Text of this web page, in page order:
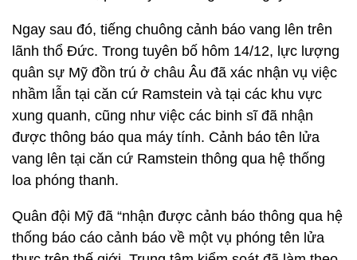
Ngay sau đó, tiếng chuông cảnh báo vang lên trên
lãnh thổ Đức. Trong tuyên bố hôm 14/12, lực lượng
quân sự Mỹ đồn trú ở châu Âu đã xác nhận vụ việc
nhầm lẫn tại căn cứ Ramstein và tại các khu vực
xung quanh, cũng như việc các binh sĩ đã nhận
được thông báo qua máy tính. Cảnh báo tên lửa
vang lên tại căn cứ Ramstein thông qua hệ thống
loa phóng thanh.
Quân đội Mỹ đã “nhận được cảnh báo thông qua hệ
thống báo cáo cảnh báo về một vụ phóng tên lửa